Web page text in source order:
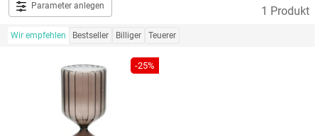
Parameter anlegen 1 Produkt
Wir empfehlen Bestseller Billiger Teuerer
-25%